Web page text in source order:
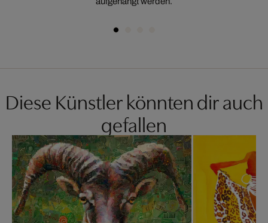
Diese Künstler könnten dir auch
gefallen